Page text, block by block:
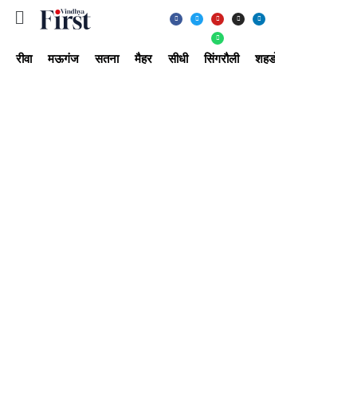
रीवा मऊगंज सतना मैहर सीधी सिंगरौली शहडोल